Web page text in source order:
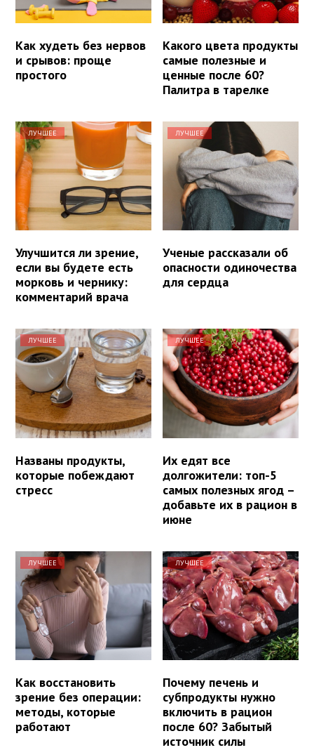
Как худеть без нервов
и срывов: проще
простого
Какого цвета продукты
самые полезные и
ценные после 60?
Палитра в тарелке
ЛУЧШЕЕ
Улучшится ли зрение,
если вы будете есть
морковь и чернику:
комментарий врача
ЛУЧШЕЕ
Ученые рассказали об
опасности одиночества
для сердца
ЛУЧШЕЕ
Названы продукты,
которые побеждают
стресс
ЛУЧШЕЕ
Их едят все
долгожители: топ-5
самых полезных ягод –
добавьте их в рацион в
июне
ЛУЧШЕЕ
Как восстановить
зрение без операции:
методы, которые
работают
ЛУЧШЕЕ
Почему печень и
субпродукты нужно
включить в рацион
после 60? Забытый
источник силы